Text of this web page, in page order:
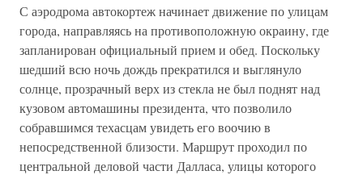
С аэродрома автокортеж начинает движение по улицам
города, направляясь на противоположную окраину, где
запланирован официальный прием и обед. Поскольку
шедший всю ночь дождь прекратился и выглянуло
солнце, прозрачный верх из стекла не был поднят над
кузовом автомашины президента, что позволило
собравшимся техасцам увидеть его воочию в
непосредственной близости. Маршрут проходил по
центральной деловой части Далласа, улицы которого